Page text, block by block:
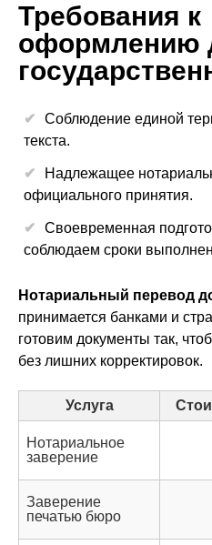
Требования к
оформлению
Соблюдение единой
текста.
Надлежащее
официального принятия.
Своевременная
соблюдаем сроки
Нотариальный перевод
принимается банками и
готовим документы так,
без лишних корректировок.
Услуга
Нотариальное
заверение
Заверение
печатью бюро